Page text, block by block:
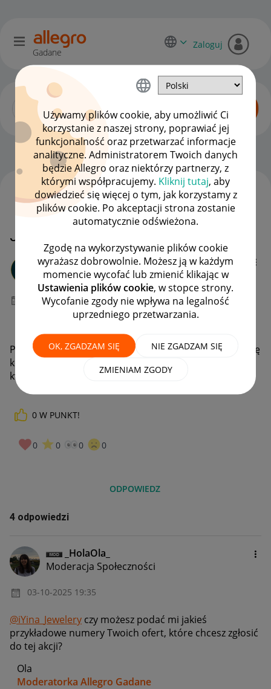
Używamy plików cookie, aby umożliwić Ci
korzystanie z naszej strony, poprawiać jej
funkcjonalność oraz przetwarzać informacje
analityczne. Administratorem Twoich danych
będzie Allegro oraz niektórzy partnerzy, z
którymi współpracujemy. Kliknij tutaj, aby
dowiedzieć się więcej o tym, jak korzystamy z
plików cookie. Po akceptacji strona zostanie
automatycznie odświeżona.
Zgodę na wykorzystywanie plików cookie
wyrażasz dobrowolnie. Możesz ją w każdym
momencie wycofać lub zmienić klikając w
Ustawienia plików cookie, w stopce strony.
Wycofanie zgody nie wpływa na legalność
uprzedniego przetwarzania.
OK, ZGADZAM SIĘ NIE ZGADZAM SIĘ
ZMIENIAM ZGODY
Gadane
Zaloguj
Zaawansowani sprzedawcy OPCJE
Jak wziąć udział w <dniu Allegro>?
iYina_Jewelery
#7 Wielbiciel
‎03-10-2025 19:20
Postępowałem zgodnie z instrukcjami, ale wyświetla się
komunikat, że z mojej oferty nie ma żadnych
kwalifikujących się ofert.
0 W PUNKT!
0 0 0 0
ODPOWIEDZ
WSZYSTKIE TEMATY
4 odpowiedzi
_HolaOla_
Moderacja Społeczności
‎03-10-2025 19:35
@iYina_Jewelery czy możesz podać mi jakieś
przykładowe numery Twoich ofert, które chcesz zgłosić
do tej akcji?
Ola
Moderatorka Allegro Gadane